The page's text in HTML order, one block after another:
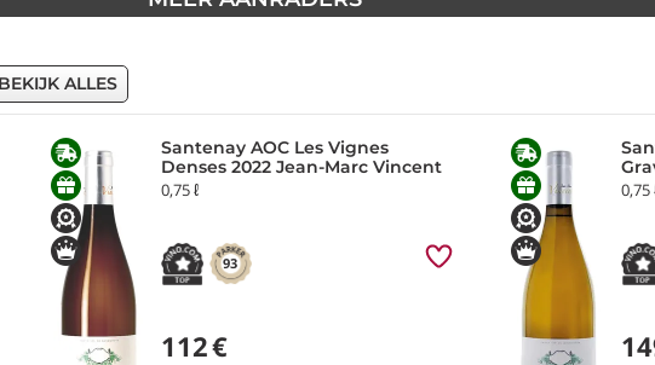
BEKIJK ALLES
Santenay AOC Les Vignes
Denses 2022 Jean-Marc Vincent
0,75 ℓ
93
112€
0,75